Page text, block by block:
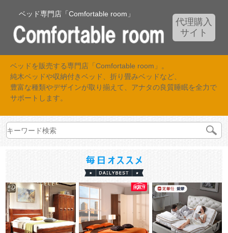
ベッド専門店「Comfortable room」
代理購入
サイト
ベッドを販売する専門店「Comfortable room」。
純木ベッドや収納付きベッド、折り畳みベッドなど、
豊富な種類やデザインが取り揃えて、アナタの良質睡眠を全力で
サポートします。